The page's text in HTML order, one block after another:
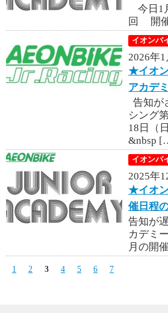
今日1
回 開
イオンバ
2026年
★イオ
アカデ
告知が
シング
18日（
&nbsp
イオンバ
2025年
★イオ
催日程
告知が
カデミ
月の開
1 2 3 4 5 6 7